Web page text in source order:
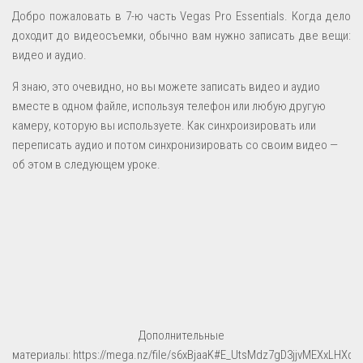
ВИДЕО (Vegas Pro+)
О ЗАРАБОТКЕ
УСТРОЙСТВО МУЗЫКИ
SOUND-ДИЗАЙН
Добро пожаловать в 7-ю часть Vegas Pro Essentials. Когда дело
доходит до видеосъемки, обычно вам нужно записать две вещи:
видео и аудио.
Я знаю, это очевидно, но вы можете записать видео и аудио
вместе в одном файле, используя телефон или любую другую
камеру, которую вы используете. Как синхроизировать или
переписать аудио и потом синхронизировать со своим видео —
об этом в следующем уроке.
Дополнительные
материалы: https://mega.nz/file/